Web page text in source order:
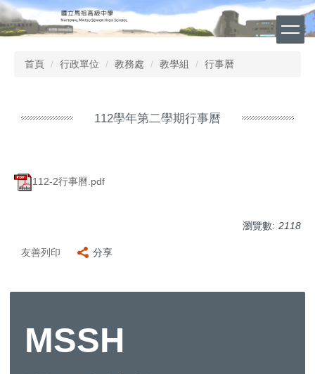
跳
到
主
首頁 行政單位 教務處 教學組 行事曆
112學年第二學期行事曆
112-2行事曆.pdf
瀏覽數: 2118
友善列印 分享
MSSH